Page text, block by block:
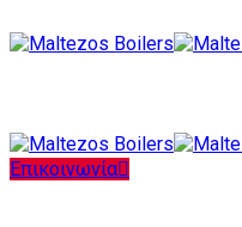
Επικοινωνία